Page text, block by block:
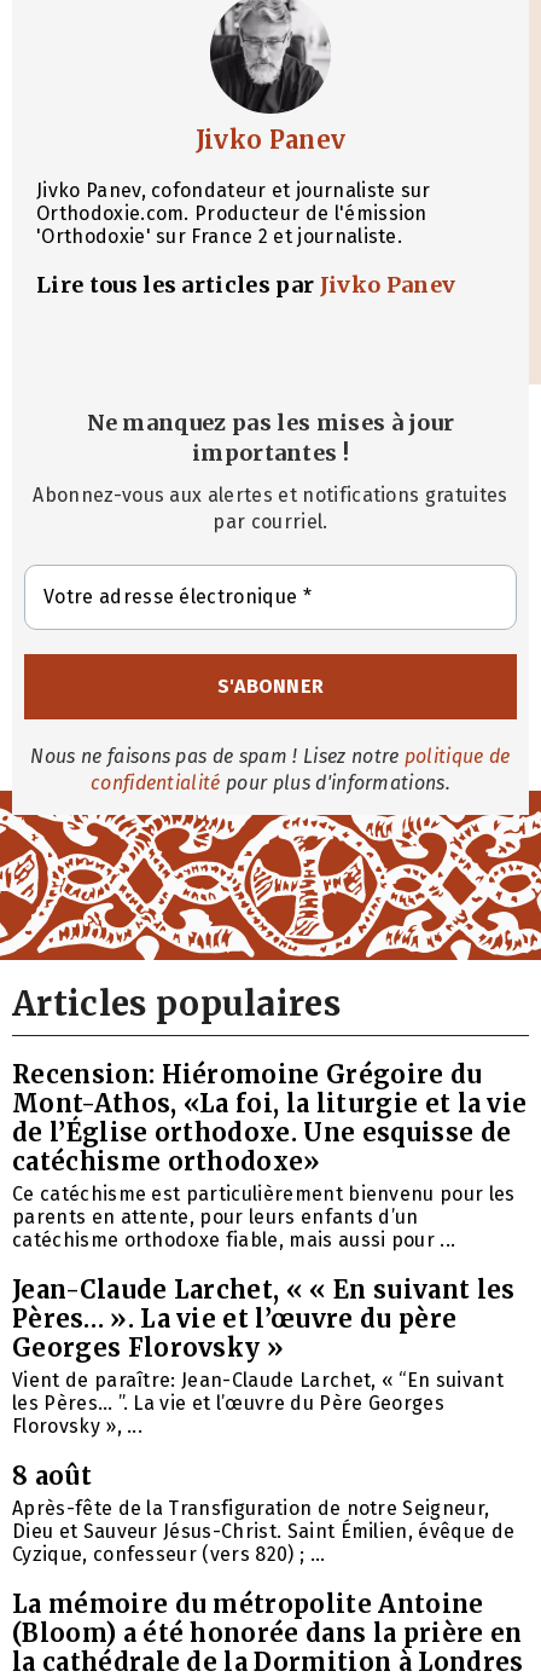
Jivko Panev
Jivko Panev, cofondateur et journaliste sur
Orthodoxie.com. Producteur de l'émission
'Orthodoxie' sur France 2 et journaliste.
Lire tous les articles par Jivko Panev
Ne manquez pas les mises à jour
importantes !
Abonnez-vous aux alertes et notifications gratuites
par courriel.
Nous ne faisons pas de spam ! Lisez notre politique de
confidentialité pour plus d'informations.
Articles populaires
Recension: Hiéromoine Grégoire du
Mont-Athos, «La foi, la liturgie et la vie
de l’Église orthodoxe. Une esquisse de
catéchisme orthodoxe»
Ce catéchisme est particulièrement bienvenu pour les
parents en attente, pour leurs enfants d’un
catéchisme orthodoxe fiable, mais aussi pour ...
Jean-Claude Larchet, « « En suivant les
Pères… ». La vie et l’œuvre du père
Georges Florovsky »
Vient de paraître: Jean-Claude Larchet, « “En suivant
les Pères… ”. La vie et l’œuvre du Père Georges
Florovsky », ...
8 août
Après-fête de la Transfiguration de notre Seigneur,
Dieu et Sauveur Jésus-Christ. Saint Émilien, évêque de
Cyzique, confesseur (vers 820) ; ...
La mémoire du métropolite Antoine
(Bloom) a été honorée dans la prière en
la cathédrale de la Dormition à Londres